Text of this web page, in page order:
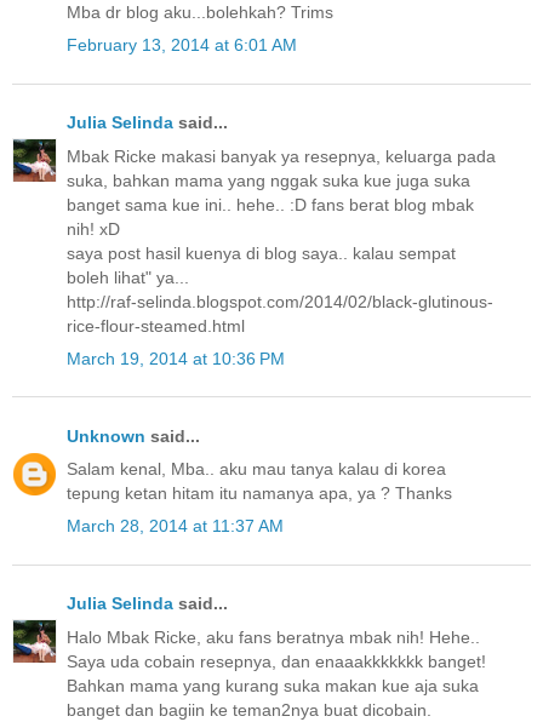
Mba dr blog aku...bolehkah? Trims
February 13, 2014 at 6:01 AM
Julia Selinda said...
Mbak Ricke makasi banyak ya resepnya, keluarga pada
suka, bahkan mama yang nggak suka kue juga suka
banget sama kue ini.. hehe.. :D fans berat blog mbak
nih! xD
saya post hasil kuenya di blog saya.. kalau sempat
boleh lihat" ya...
http://raf-selinda.blogspot.com/2014/02/black-glutinous-
rice-flour-steamed.html
March 19, 2014 at 10:36 PM
Unknown said...
Salam kenal, Mba.. aku mau tanya kalau di korea
tepung ketan hitam itu namanya apa, ya ? Thanks
March 28, 2014 at 11:37 AM
Julia Selinda said...
Halo Mbak Ricke, aku fans beratnya mbak nih! Hehe..
Saya uda cobain resepnya, dan enaaakkkkkkk banget!
Bahkan mama yang kurang suka makan kue aja suka
banget dan bagiin ke teman2nya buat dicobain.